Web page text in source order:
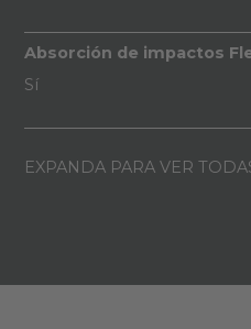
Absorción de impactos
Sí
EXPANDA PARA VER